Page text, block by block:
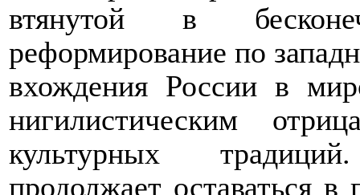
втянутой в
реформирование по
вхождения России в
нигилистическим
культурных
продолжает оставаться